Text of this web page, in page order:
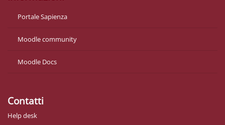
Portale Sapienza
Moodle community
Moodle Docs
Contatti
Help desk